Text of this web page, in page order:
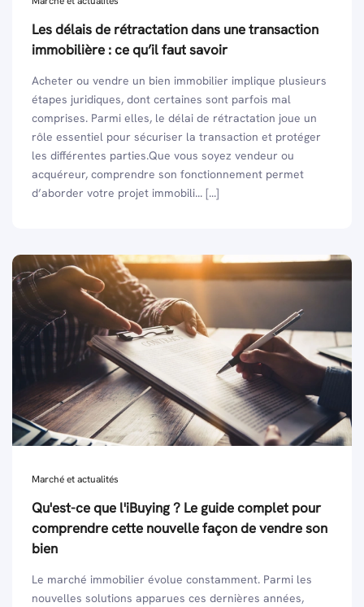
Les délais de rétractation dans une transaction
immobilière : ce qu’il faut savoir
Acheter ou vendre un bien immobilier implique plusieurs
étapes juridiques, dont certaines sont parfois mal
comprises. Parmi elles, le délai de rétractation joue un
rôle essentiel pour sécuriser la transaction et protéger
les différentes parties.Que vous soyez vendeur ou
acquéreur, comprendre son fonctionnement permet
d’aborder votre projet immobili... [...]
Marché et actualités
Qu'est-ce que l'iBuying ? Le guide complet pour
comprendre cette nouvelle façon de vendre son
bien
Le marché immobilier évolue constamment. Parmi les
nouvelles solutions apparues ces dernières années,